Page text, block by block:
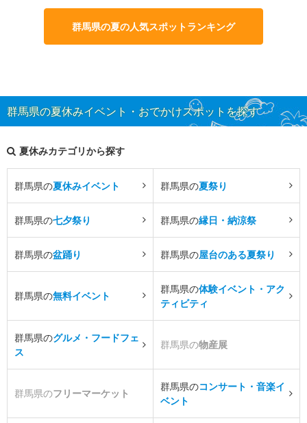
群馬県の夏の人気スポットランキング
群馬県の夏休みイベント・おでかけスポットを探す
夏休みカテゴリから探す
群馬県の夏休みイベント 群馬県の夏祭り
群馬県の七夕祭り 群馬県の縁日・納涼祭
群馬県の盆踊り 群馬県の屋台のある夏祭り
群馬県の無料イベント
群馬県の体験イベント・アク
ティビティ
群馬県のグルメ・フードフェ
ス
群馬県の物産展
群馬県のフリーマーケット
群馬県のコンサート・音楽イ
ベント